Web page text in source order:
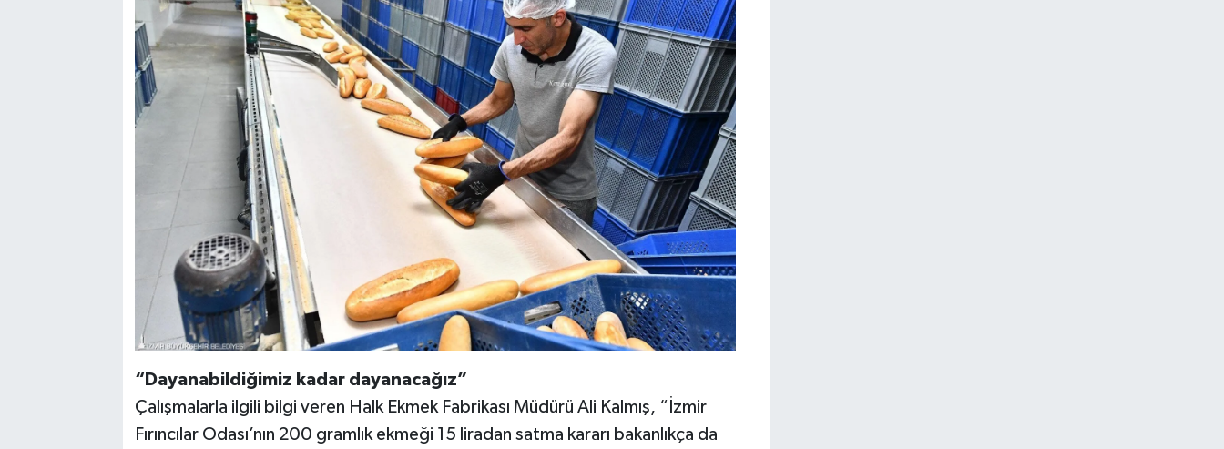
“Dayanabildiğimiz kadar dayanacağız”
Çalışmalarla ilgili bilgi veren Halk Ekmek Fabrikası Müdürü Ali Kalmış, “İzmir
Fırıncılar Odası’nın 200 gramlık ekmeği 15 liradan satma kararı bakanlıkça da